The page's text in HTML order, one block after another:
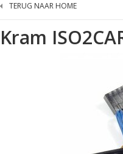
TERUG NAAR HOME
Kram